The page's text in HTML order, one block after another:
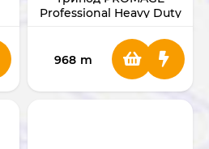
Professional Heavy Duty
968 m